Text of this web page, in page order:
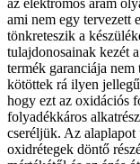
ami nem egy tervezett
tönkreteszik a
tulajdonosainak kezét
termék garanciája
kötöttek rá ilyen
hogy ezt az oxidációs
folyadékkáros
cseréljük. Az
oxidrétegek döntő